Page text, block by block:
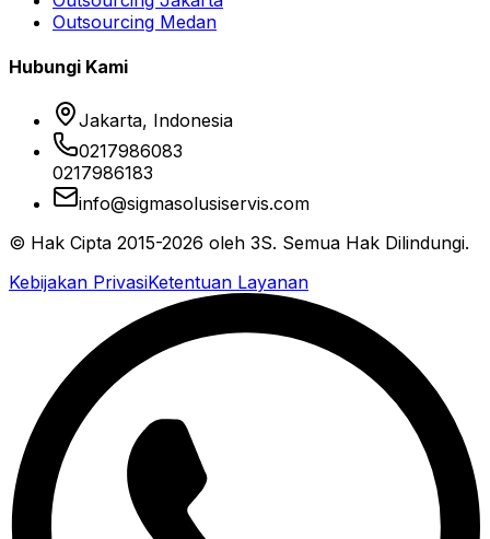
Outsourcing Medan
Hubungi Kami
Jakarta, Indonesia
0217986083
0217986183
info@sigmasolusiservis.com
© Hak Cipta 2015-2026 oleh 3S. Semua Hak Dilindungi.
Kebijakan PrivasiKetentuan Layanan